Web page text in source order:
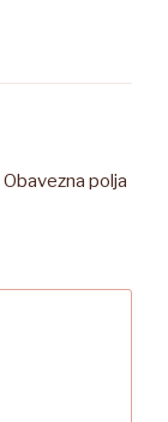
Obavezna polja